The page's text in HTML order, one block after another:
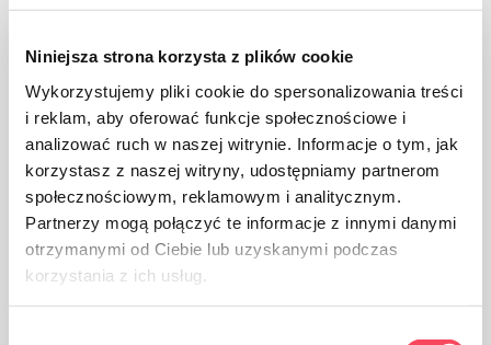
Niniejsza strona korzysta z plików cookie
Wykorzystujemy pliki cookie do spersonalizowania treści
i reklam, aby oferować funkcje społecznościowe i
analizować ruch w naszej witrynie. Informacje o tym, jak
korzystasz z naszej witryny, udostępniamy partnerom
społecznościowym, reklamowym i analitycznym.
Partnerzy mogą połączyć te informacje z innymi danymi
otrzymanymi od Ciebie lub uzyskanymi podczas
korzystania z ich usług.
O produto é feito de alumínio